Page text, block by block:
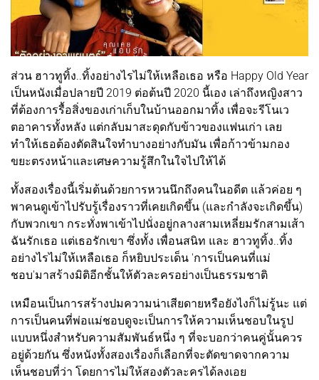
ส่วน ฮาวทูทิ้ง..ทิ้งอย่างไรไม่ให้เหลือเธอ หรือ Happy Old Year
เป็นหนังเมื่อปลายปี 2019 ต่อต้นปี 2020 นี้เอง เล่าถึงหญิงสาว
ที่ต้องการรื้อสิ่งของเก่าเก็บในบ้านออกมาทิ้ง เพื่อจะรีโนเว
ตอาคารทั้งหลัง แต่กลับมาสะดุดกับข้าวของแฟนเก่า เลย
ทำให้เธอต้องตัดสินใจทำบางอย่างกับมัน เพื่อก้าวข้ามกอง
ขยะตรงหน้าและเศษความรู้สึกในใจไปให้ได้
ทั้งสองเรื่องนี้เริ่มต้นด้วยการหวนนึกถึงคนในอดีต แล้วค่อย ๆ
พาคนดูเข้าไปรับรู้เรื่องราวที่เคยเกิดขึ้น (และกำลังจะเกิดขึ้น)
กับพวกเขา กระทั่งพาเข้าไปนั่งอยู่กลางสามเหลี่ยมรักสามเส้า
ฉันรักเธอ แต่เธอรักเขา ซึ่งทั้ง เพื่อนสนิท และ ฮาวทูทิ้ง..ทิ้ง
อย่างไรไม่ให้เหลือเธอ ก็หยิบประเด็น 'การเป็นคนที่แม่
ชอบ'มาสร้างมิติอีกชั้นให้ตัวละครอย่างเป็นธรรมชาติ
เหมือนเป็นการสร้างปมความน่าเสียดายหรือยังไงก็ไม่รู้นะ แต่
การเป็นคนที่พ่อแม่ชอบดูจะเป็นการให้ความเห็นชอบในรูป
แบบหนึ่งสำหรับความสัมพันธ์หนึ่ง ๆ ที่จะบอกว่าคนคู่นั้นควร
อยู่ด้วยกัน ซึ่งหนังทั้งสองเรื่องก็เลือกที่จะตัดขาดจากความ
เห็นชอบที่ว่า โดยการไม่ให้สองตัวละครได้ลงเอย